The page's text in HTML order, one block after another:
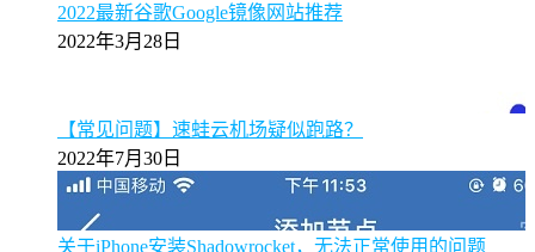
2022最新谷歌Google镜像网站推荐
2022年3月28日
【常见问题】速蛙云机场疑似跑路？
2022年7月30日
关于iPhone安装Shadowrocket，无法正常使用的问题